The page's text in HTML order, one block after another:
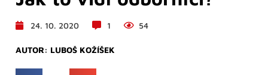
24. 10. 2020 1 54
AUTOR: LUBOŠ KOŽÍŠEK